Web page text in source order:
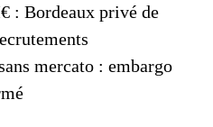
: Bordeaux privé de
mercato : embargo